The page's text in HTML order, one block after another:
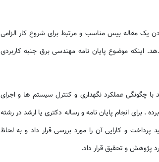
یک مقاله بیس مناسب و مرتبط برای شروع کار الزامی
اینکه موضوع پایان نامه مهندسی برق جنبه کاربردی
چگونگی عملکرد نگهداری و کنترل سیستم ها و اجرای
. برای انجام پایان نامه و رساله دکتری یا ارشد در رشته
و کارایی آن را مورد بررسی قرار داد و به لحاظ
پژوهش و تحقیق قرار داد.